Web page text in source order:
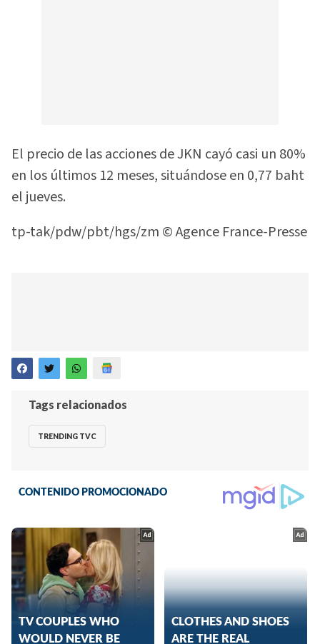
El precio de las acciones de JKN cayó casi un 80%
en los últimos 12 meses, situándose en 0,77 baht
el jueves.
tp-tak/pdw/pbt/hgs/zm © Agence France-Presse
Tags relacionados
TRENDING TVC